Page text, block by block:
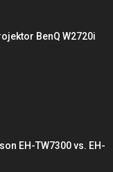
BenQ W2720i
EH-TW7300 vs. EH-